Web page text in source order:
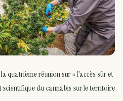
quatrième réunion sur « l’accès sûr et
du cannabis sur le territoire